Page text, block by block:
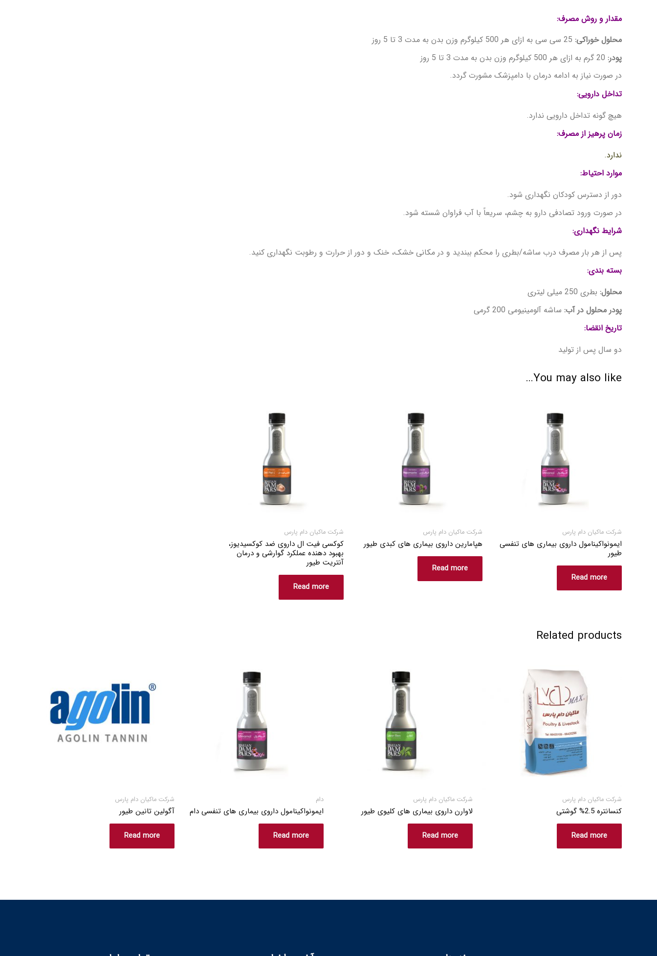
مقدار و روش مصرف:
محلول خوراکی:
پودر:
در صورت نیاز به ادامه درمان با دامپزشک مشورت گردد.
تداخل دارویی:
هیچ گونه تداخل دارویی ندارد.
زمان پرهیز از مصرف:
ندارد.
موارد احتیاط:
دور از دسترس کودکان نگهداری شود.
در صورت ورود تصادفی دارو به چشم، سریعاً با آب فراوان شسته شود.
شرایط نگهداری:
پس از هر بار مصرف درب ساشه/بطری را محکم ببندید و در مکانی خشک، خنک و دور از حرارت و رطوبت نگهداری کنید.
بسته بندی:
محلول: بطری 250 میلی لیتری
پودر محلول در آب: ساشه آلومینیومی 200 گرمی
تاریخ انقضا:
دو سال پس از تولید
You may also like…
شرکت ماکیان دام پارس
ایمونواکینامول داروی بیماری های تنفسی
طیور
Read more
شرکت ماکیان دام پارس
هپامارین داروی بیماری های کبدی طیور
Read more
شرکت ماکیان دام پارس
کوکسی فیت ال داروی ضد کوکسیدیوز،
بهبود دهنده عملکرد گوارشی و درمان
آنتریت طیور
Read more
Related products
شرکت ماکیان دام پارس
کنسانتره 2.5% گوشتی
Read more
شرکت ماکیان دام پارس
لاوارن داروی بیماری های کلیوی طیور
Read more
دام
ایمونواکینامول داروی بیماری های تنفسی دام
Read more
شرکت ماکیان دام پارس
آگولین تانین طیور
Read more